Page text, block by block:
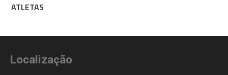
ATLETAS
Localização